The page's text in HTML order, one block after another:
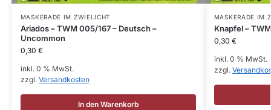
MASKERADE IM ZWIELICHT
Ariados – TWM 005/167 – Deutsch –
Uncommon
0,30 €
inkl. 0 % MwSt.
zzgl. Versandkosten
In den Warenkorb
MASKERADE IM
Knapfel –
0,30 €
inkl. 0 % MwSt.
zzgl.